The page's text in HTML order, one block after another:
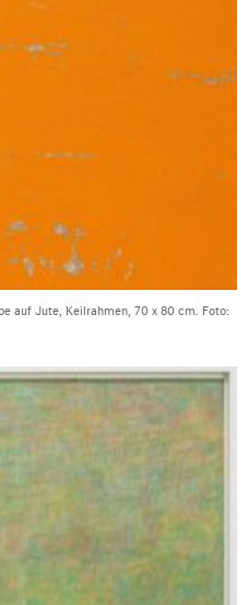
auf Jute, Keilrahmen, 70 x 80 cm. Foto: